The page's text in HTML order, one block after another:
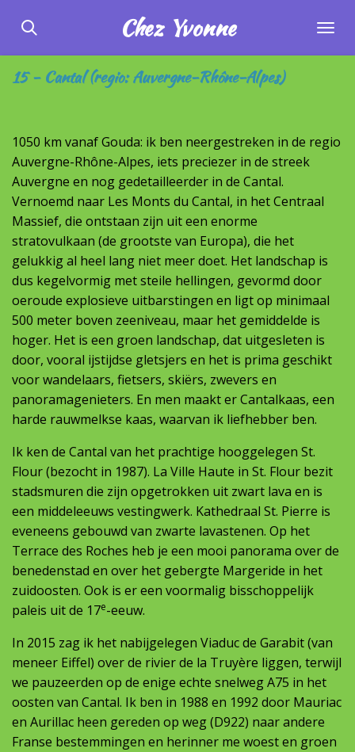
direct
naar
de
Chez Yvonne
15 - Cantal (regio: Auvergne-Rhône-Alpes)
1050 km vanaf Gouda: ik ben neergestreken in de regio
Auvergne-Rhône-Alpes, iets preciezer in de streek
Auvergne en nog gedetailleerder in de Cantal.
Vernoemd naar Les Monts du Cantal, in het Centraal
Massief, die ontstaan zijn uit een enorme
stratovulkaan (de grootste van Europa), die het
gelukkig al heel lang niet meer doet. Het landschap is
dus kegelvormig met steile hellingen, gevormd door
oeroude explosieve uitbarstingen en ligt op minimaal
500 meter boven zeeniveau, maar het gemiddelde is
hoger. Het is een groen landschap, dat uitgesleten is
door, vooral ijstijdse gletsjers en het is prima geschikt
voor wandelaars, fietsers, skiërs, zwevers en
panoramagenieters. En men maakt er Cantalkaas, een
harde rauwmelkse kaas, waarvan ik liefhebber ben.
Ik ken de Cantal van het prachtige hooggelegen St.
Flour (bezocht in 1987). La Ville Haute in St. Flour bezit
stadsmuren die zijn opgetrokken uit zwart lava en is
een middeleeuws vestingwerk. Kathedraal St. Pierre is
eveneens gebouwd van zwarte lavastenen. Op het
Terrace des Roches heb je een mooi panorama over de
benedenstad en over het gebergte Margeride in het
zuidoosten. Ook is er een voormalig bisschoppelijk
paleis uit de 17e-eeuw.
In 2015 zag ik het nabijgelegen Viaduc de Garabit (van
meneer Eiffel) over de rivier de la Truyère liggen, terwijl
we pauzeerden op de enige echte snelweg A75 in het
oosten van Cantal. Ik ben in 1988 en 1992 door Mauriac
en Aurillac heen gereden op weg (D922) naar andere
Franse bestemmingen en herinner me woest en groen